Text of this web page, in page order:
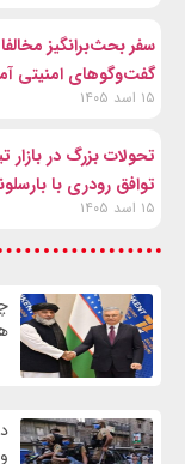
سفر بحث‌برانگیز
گفت‌وگوهای امنیتی
۱۵ اسد ۱۴۰۵
تحولات بزرگ در
توافق رودری با
۱۵ اسد ۱۴۰۵